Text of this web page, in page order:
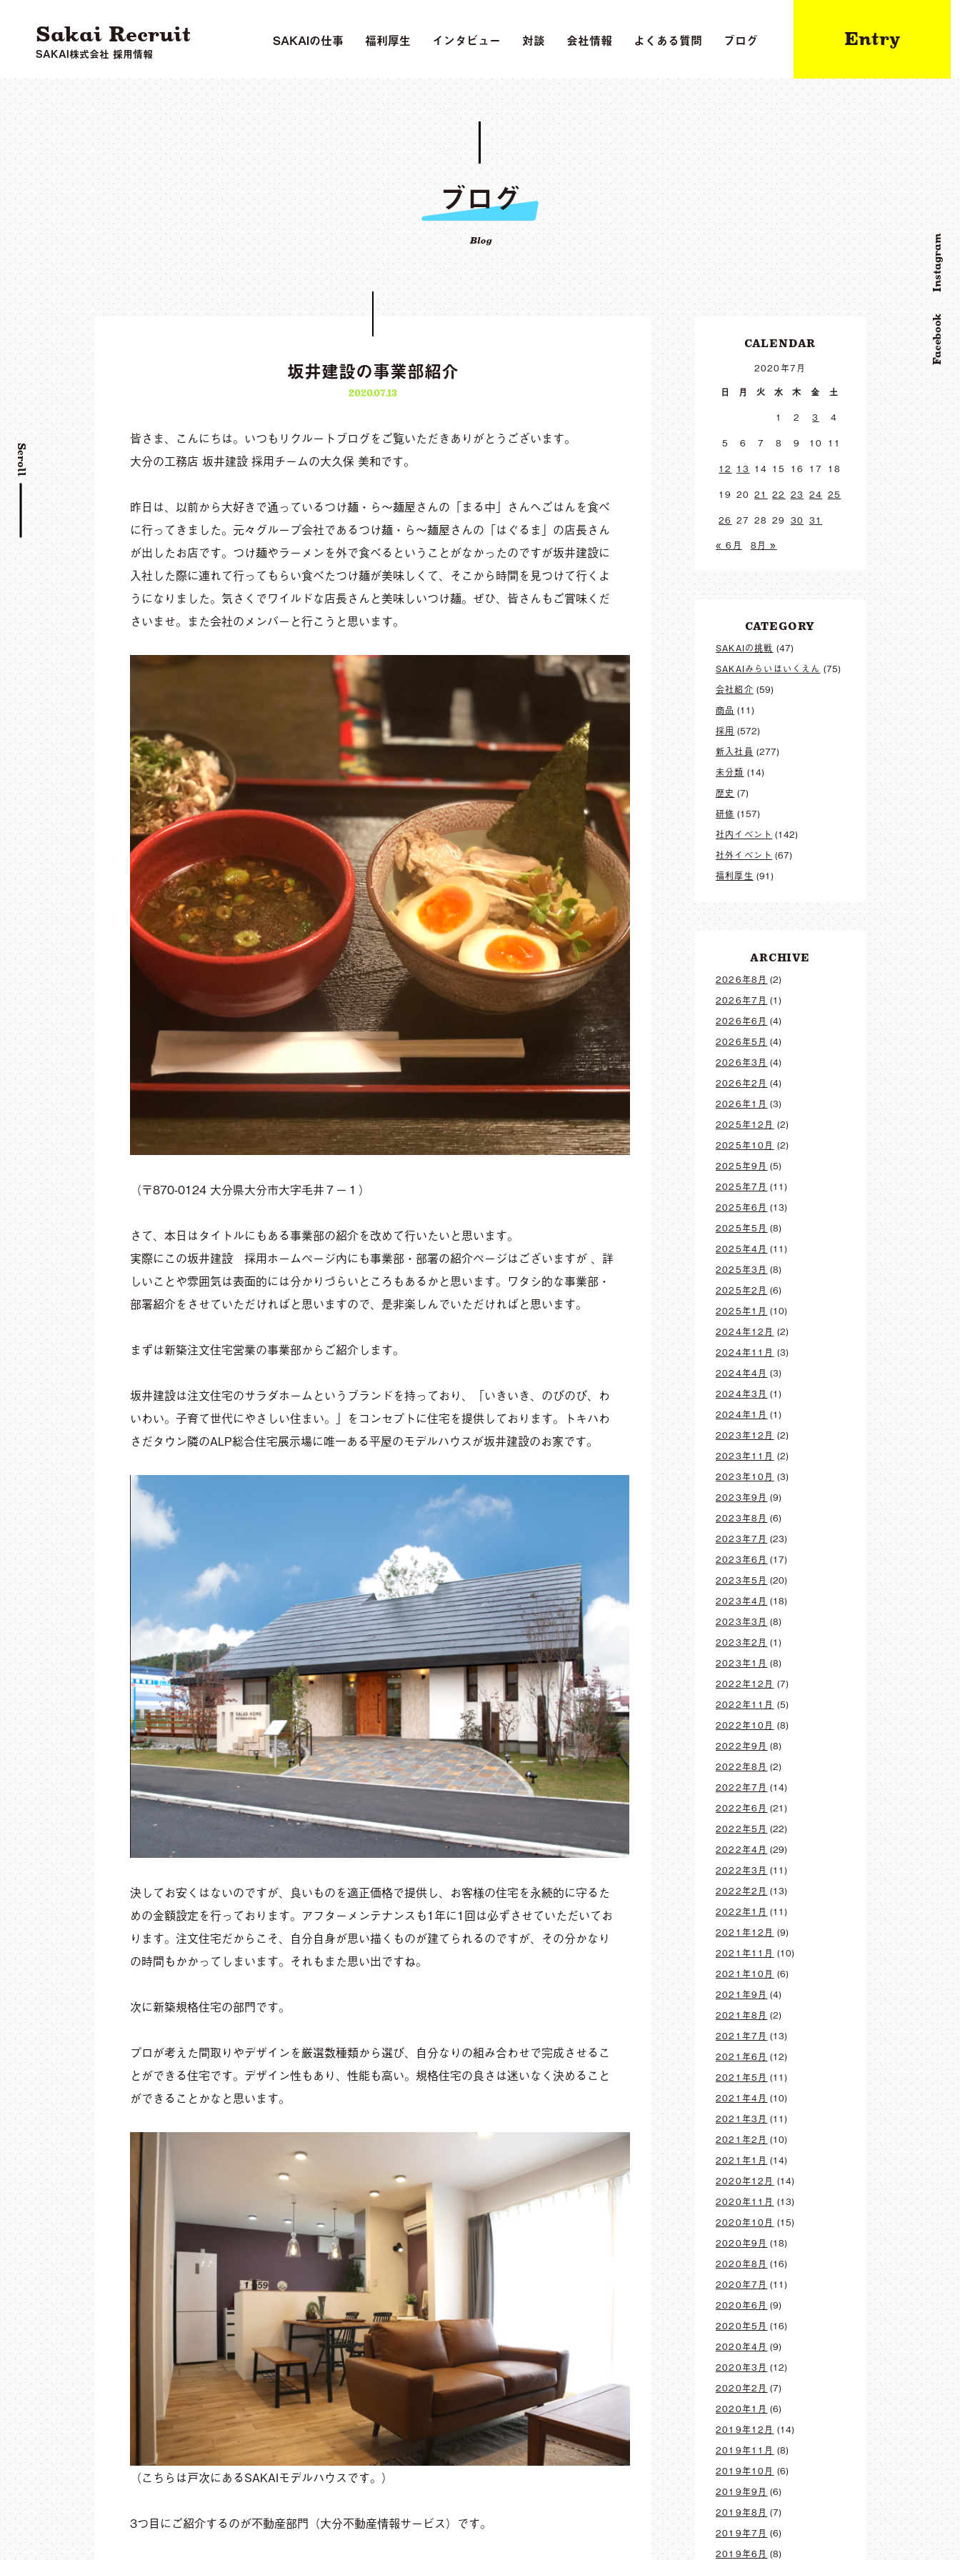
Sakai Recruit
SAKAI株式会社 採用情報
SAKAIの仕事 福利厚生 インタビュー 対談 会社情報 よくある質問 ブログ Entry
ブログ
Blog
坂井建設の事業部紹介
2020.07.13
皆さま、こんにちは。いつもリクルートブログをご覧いただきありがとうございます。
大分の工務店 坂井建設 採用チームの大久保 美和です。
昨日は、以前から大好きで通っているつけ麺・ら〜麺屋さんの「まる中」さんへごはんを食べ
に行ってきました。元々グループ会社であるつけ麺・ら〜麺屋さんの「はぐるま」の店長さん
が出したお店です。つけ麺やラーメンを外で食べるということがなかったのですが坂井建設に
入社した際に連れて行ってもらい食べたつけ麺が美味しくて、そこから時間を見つけて行くよ
うになりました。気さくでワイルドな店長さんと美味しいつけ麺。ぜひ、皆さんもご賞味くだ
さいませ。また会社のメンバーと行こうと思います。
（〒870-0124 大分県大分市大字毛井７−１）
さて、本日はタイトルにもある事業部の紹介を改めて行いたいと思います。
実際にこの坂井建設 採用ホームページ内にも事業部・部署の紹介ページはございますが、詳
しいことや雰囲気は表面的には分かりづらいところもあるかと思います。ワタシ的な事業部・
部署紹介をさせていただければと思いますので、是非楽しんでいただければと思います。
まずは新築注文住宅営業の事業部からご紹介します。
坂井建設は注文住宅のサラダホームというブランドを持っており、「いきいき、のびのび、わ
いわい。子育て世代にやさしい住まい。」をコンセプトに住宅を提供しております。トキハわ
さだタウン隣のALP総合住宅展示場に唯一ある平屋のモデルハウスが坂井建設のお家です。
決してお安くはないのですが、良いものを適正価格で提供し、お客様の住宅を永続的に守るた
めの金額設定を行っております。アフターメンテナンスも1年に1回は必ずさせていただいてお
ります。注文住宅だからこそ、自分自身が思い描くものが建てられるのですが、その分かなり
の時間もかかってしまいます。それもまた思い出ですね。
次に新築規格住宅の部門です。
プロが考えた間取りやデザインを厳選数種類から選び、自分なりの組み合わせで完成させるこ
とができる住宅です。デザイン性もあり、性能も高い。規格住宅の良さは迷いなく決めること
ができることかなと思います。
（こちらは戸次にあるSAKAIモデルハウスです。）
3つ目にご紹介するのが不動産部門（大分不動産情報サービス）です。
CALENDAR
2020年7月
日
月 火 水 木 金
土
1
2 3
4
5
6 7 8 9 10
11
12 13 14 15 16 17
18
19 20 21 22 23 24 25
26 27 28 29 30 31
« 6月
8月 »
CATEGORY
SAKAIの挑戦 (47)
SAKAIみらいほいくえん (75)
会社紹介 (59)
商品 (11)
採用 (572)
新入社員 (277)
未分類 (14)
歴史 (7)
研修 (157)
社内イベント (142)
社外イベント (67)
福利厚生 (91)
ARCHIVE
2026年8月 (2)
2026年7月 (1)
2026年6月 (4)
2026年5月 (4)
2026年3月 (4)
2026年2月 (4)
2026年1月 (3)
2025年12月 (2)
2025年10月 (2)
2025年9月 (5)
2025年7月 (11)
2025年6月 (13)
2025年5月 (8)
2025年4月 (11)
2025年3月 (8)
2025年2月 (6)
2025年1月 (10)
2024年12月 (2)
2024年11月 (3)
2024年4月 (3)
2024年3月 (1)
2024年1月 (1)
2023年12月 (2)
2023年11月 (2)
2023年10月 (3)
2023年9月 (9)
2023年8月 (6)
2023年7月 (23)
2023年6月 (17)
2023年5月 (20)
2023年4月 (18)
2023年3月 (8)
2023年2月 (1)
2023年1月 (8)
2022年12月 (7)
2022年11月 (5)
2022年10月 (8)
2022年9月 (8)
2022年8月 (2)
2022年7月 (14)
2022年6月 (21)
2022年5月 (22)
2022年4月 (29)
2022年3月 (11)
2022年2月 (13)
2022年1月 (11)
2021年12月 (9)
2021年11月 (10)
2021年10月 (6)
2021年9月 (4)
2021年8月 (2)
2021年7月 (13)
2021年6月 (12)
2021年5月 (11)
2021年4月 (10)
2021年3月 (11)
2021年2月 (10)
2021年1月 (14)
2020年12月 (14)
2020年11月 (13)
2020年10月 (15)
2020年9月 (18)
2020年8月 (16)
2020年7月 (11)
2020年6月 (9)
2020年5月 (16)
2020年4月 (9)
2020年3月 (12)
2020年2月 (7)
2020年1月 (6)
2019年12月 (14)
2019年11月 (8)
2019年10月 (6)
2019年9月 (6)
2019年8月 (7)
2019年7月 (6)
2019年6月 (8)
Scroll
Facebook
Instagram